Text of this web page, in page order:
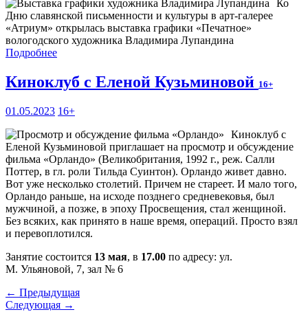
Ко
Дню славянской письменности и культуры в арт-галерее
«Атриум» открылась выставка графики «Печатное»
вологодского художника Владимира Лупандина
Подробнее
Киноклуб с Еленой Кузьминовой 16+
01.05.2023 16+
Киноклуб с
Еленой Кузьминовой приглашает на просмотр и обсуждение
фильма «Орландо» (Великобритания, 1992 г., реж. Салли
Поттер, в гл. роли Тильда Суинтон). Орландо живет давно.
Вот уже несколько столетий. Причем не стареет. И мало того,
Орландо раньше, на исходе позднего средневековья, был
мужчиной, а позже, в эпоху Просвещения, стал женщиной.
Без всяких, как принято в наше время, операций. Просто взял
и перевоплотился.
Занятие состоится 13 мая, в 17.00 по адресу: ул.
М. Ульяновой, 7, зал № 6
← Предыдущая
Следующая →